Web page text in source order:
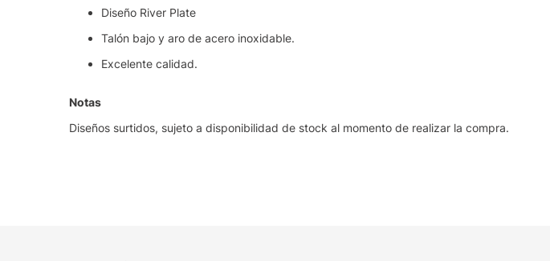
Diseño River Plate
Talón bajo y aro de acero inoxidable.
Excelente calidad.
Notas
Diseños surtidos, sujeto a disponibilidad de stock al momento de realizar la compra.